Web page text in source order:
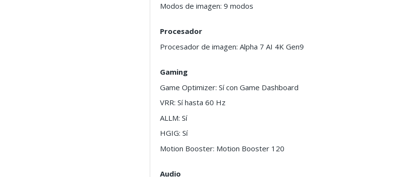
Modos de imagen: 9 modos
Procesador
Procesador de imagen: Alpha 7 AI 4K Gen9
Gaming
Game Optimizer: Sí con Game Dashboard
VRR: Sí hasta 60 Hz
ALLM: Sí
HGIG: Sí
Motion Booster: Motion Booster 120
Audio